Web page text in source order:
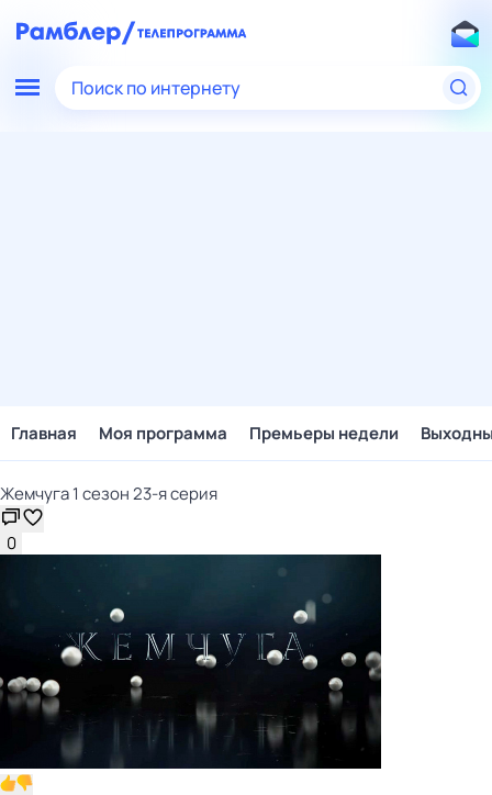
Поиск по интернету
Главная Моя программа Премьеры недели
Жемчуга 1 сезон 23-я серия
0